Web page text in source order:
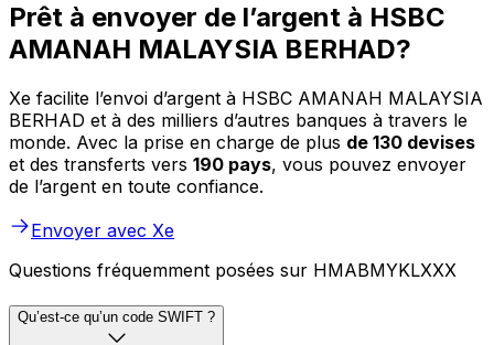
Prêt à envoyer de l’argent à HSBC
AMANAH MALAYSIA BERHAD?
Xe facilite l’envoi d’argent à HSBC AMANAH MALAYSIA
BERHAD et à des milliers d’autres banques à travers le
monde. Avec la prise en charge de plus de 130 devises
et des transferts vers 190 pays, vous pouvez envoyer
de l’argent en toute confiance.
Envoyer avec Xe
Questions fréquemment posées sur HMABMYKLXXX
Qu’est-ce qu’un code SWIFT ?